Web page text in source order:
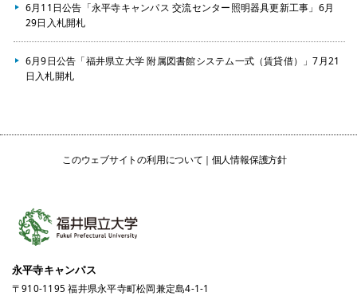
6月11日公告「永平寺キャンパス 交流センター照明器具更新工事」6月
29日入札開札
6月9日公告「福井県立大学 附属図書館システム一式（賃貸借）」7月21
日入札開札
このウェブサイトの利用について 個人情報保護方針
永平寺キャンパス
〒910-1195 福井県永平寺町松岡兼定島4-1-1